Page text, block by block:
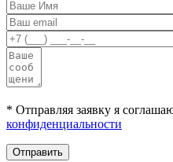
* Отправляя заявку я
конфиденциальности